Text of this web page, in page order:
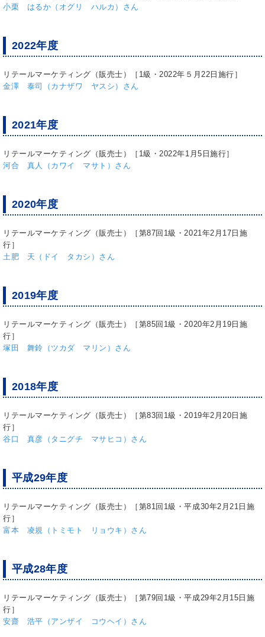
小栗 はるか（オグリ ハルカ）さん
2022年度
リテールマーケティング（販売士）［1級・2022年５月22日施行］
金澤 泰司（カナザワ ヤスシ）さん
2021年度
リテールマーケティング（販売士）［1級・2022年1月5日施行］
河合 真人（カワイ マサト）さん
2020年度
リテールマーケティング（販売士）［第87回1級・2021年2月17日施
行］
土肥 天（ドイ タカシ）さん
2019年度
リテールマーケティング（販売士）［第85回1級・2020年2月19日施
行］
塚田 舞鈴（ツカダ マリン）さん
2018年度
リテールマーケティング（販売士）［第83回1級・2019年2月20日施
行］
谷口 真彦（タニグチ マサヒコ）さん
平成29年度
リテールマーケティング（販売士）［第81回1級・平成30年2月21日施
行］
富本 凌規（トミモト リョウキ）さん
平成28年度
リテールマーケティング（販売士）［第79回1級・平成29年2月15日施
行］
安齋 浩平（アンザイ コウヘイ）さん